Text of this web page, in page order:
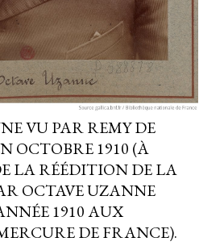
VU PAR REMY DE
OCTOBRE 1910 (À
LA RÉÉDITION DE LA
OCTAVE UZANNE
1910 AUX
DE FRANCE).